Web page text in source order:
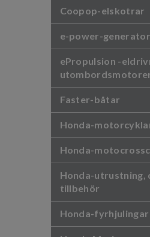
Coopop-elskotrar
e-power-
ePropulsion -
Faster-båtar
Honda-
Honda-
Honda-utrustning,
tillbehör
Honda-fyrhjulingar